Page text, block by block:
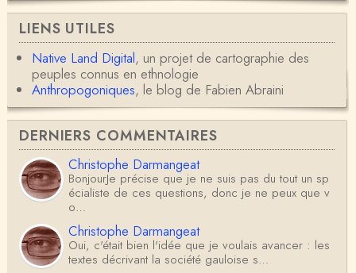
LIENS UTILES
Native Land Digital, un projet de cartographie des
peuples connus en ethnologie
Anthropogoniques, le blog de Fabien Abraini
DERNIERS COMMENTAIRES
Christophe Darmangeat
BonjourJe précise que je ne suis pas du tout un sp
écialiste de ces questions, donc je ne peux que v
o…
Christophe Darmangeat
Oui, c'était bien l'idée que je voulais avancer : les
textes décrivant la société gauloise s…